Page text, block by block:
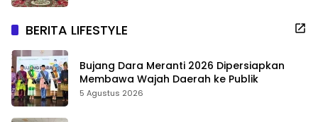
BERITA LIFESTYLE
Bujang Dara Meranti 2026 Dipersiapkan
Membawa Wajah Daerah ke Publik
5 Agustus 2026